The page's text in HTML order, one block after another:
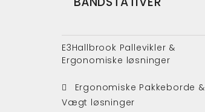
E3Hallbrook Pallevikler &
Ergonomiske løsninger
Ergonomiske Pakkeborde &
Vægt løsninger